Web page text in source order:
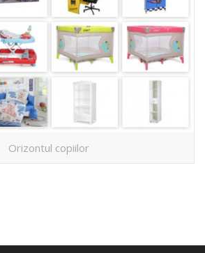
Orizontul copiilor